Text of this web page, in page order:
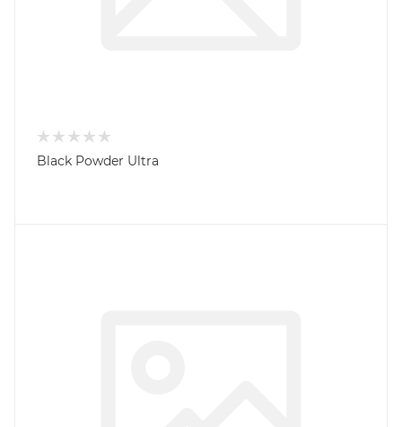
Black Powder Ultra